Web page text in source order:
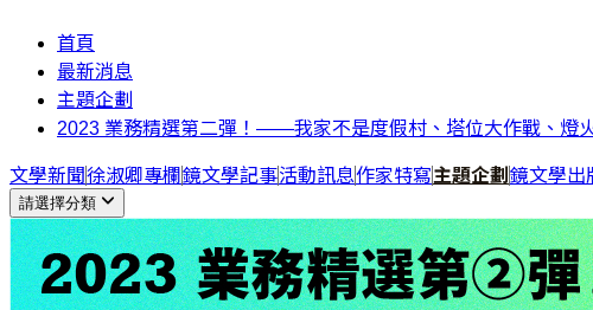
首頁
最新消息
主題企劃
2023 業務精選第二彈！——我家不是度假村、塔位大作戰、燈
文學新聞徐淑卿專欄鏡文學記事活動訊息作家特寫主題企劃 鏡文學出
請選擇分類